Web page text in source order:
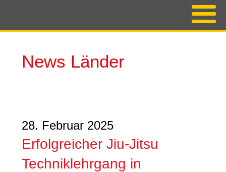
News Länder
28. Februar 2025
Erfolgreicher Jiu-Jitsu
Techniklehrgang in